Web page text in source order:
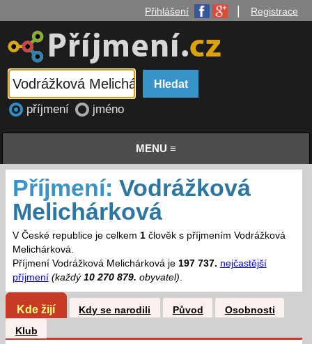
Přihlášení Registrace
příjmení jméno
MENU ≡
Příjmení: Vodrážková
Melichárková
V České republice je celkem 1člověk s příjmením Vodrážková
Melichárková.
Příjmení Vodrážková Melichárková je 197 737. nejčastější
příjmení (každý 10 270 879. obyvatel).
Kde žijí Kdy se narodili Původ
Osobnosti
Klub